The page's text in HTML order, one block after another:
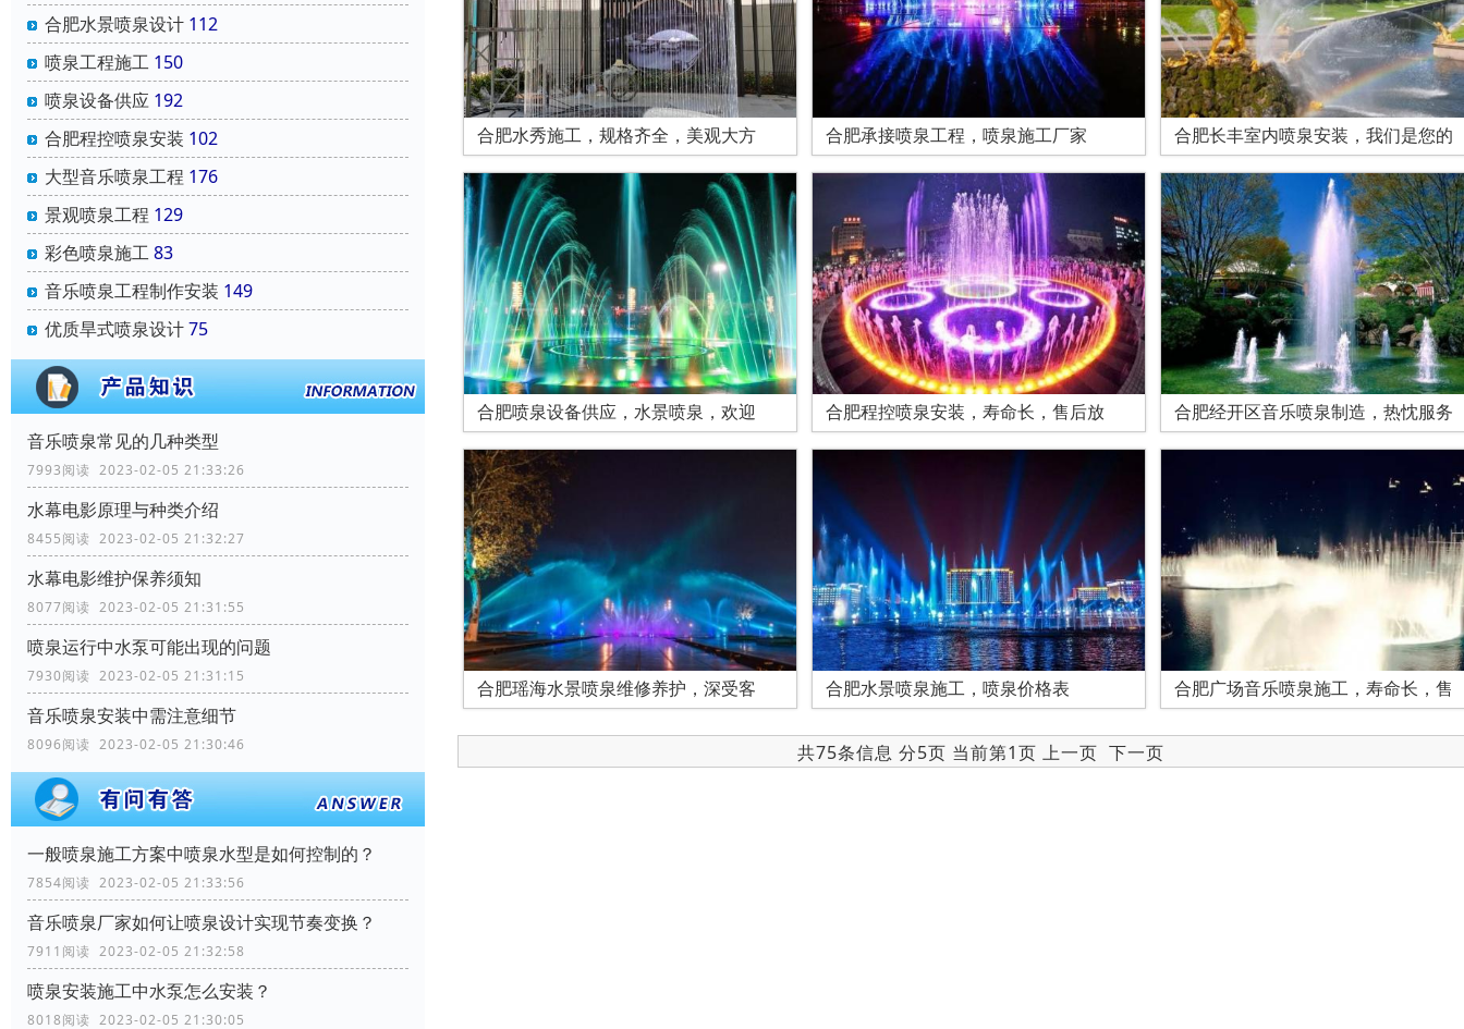
合肥水景喷泉设计 112
喷泉工程施工 150
喷泉设备供应 192
合肥程控喷泉安装 102
大型音乐喷泉工程 176
景观喷泉工程 129
彩色喷泉施工83
音乐喷泉工程制作安装 149
优质旱式喷泉设计75
音乐喷泉常见的几种类型
7993阅读 2023-02-05 21:33:26
水幕电影原理与种类介绍
8455阅读 2023-02-05 21:32:27
水幕电影维护保养须知
8077阅读 2023-02-05 21:31:55
喷泉运行中水泵可能出现的问题
7930阅读 2023-02-05 21:31:15
音乐喷泉安装中需注意细节
8096阅读 2023-02-05 21:30:46
一般喷泉施工方案中喷泉水型是如何控制的？
7854阅读 2023-02-05 21:33:56
音乐喷泉厂家如何让喷泉设计实现节奏变换？
7911阅读 2023-02-05 21:32:58
喷泉安装施工中水泵怎么安装？
8018阅读 2023-02-05 21:30:05
合肥水秀施工，规格齐全，美观大方 合肥承接喷泉工程，喷泉施工厂家 合肥长丰室内喷泉安装，我们是您的
合肥喷泉设备供应，水景喷泉，欢迎 合肥程控喷泉安装，寿命长，售后放 合肥经开区音乐喷泉制造，热忱服务
合肥瑶海水景喷泉维修养护，深受客 合肥水景喷泉施工，喷泉价格表 合肥广场音乐喷泉施工，寿命长，售
共75条信息 分5页 当前第1页 上一页 下一页